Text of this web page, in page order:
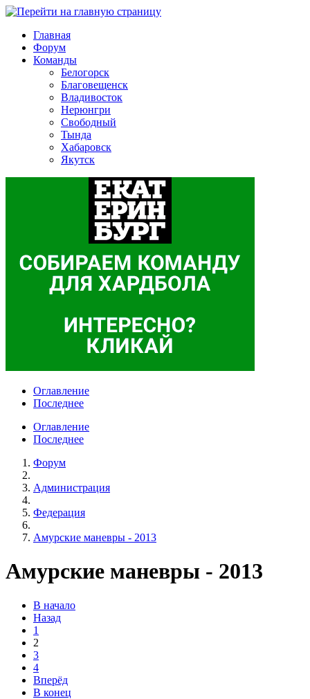
Главная
Форум
Команды
Белогорск
Благовещенск
Владивосток
Нерюнгри
Свободный
Тында
Хабаровск
Якутск
Оглавление
Последнее
Оглавление
Последнее
Форум
Администрация
Федерация
Амурские маневры - 2013
Амурские маневры - 2013
В начало
Назад
1
2
3
4
Вперёд
В конец